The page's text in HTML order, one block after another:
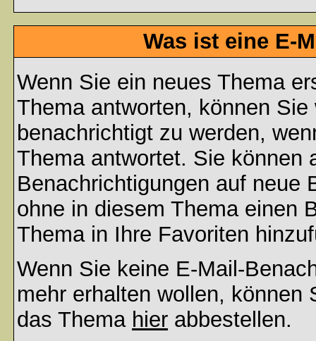
Was ist eine E-
Wenn Sie ein neues Thema
Thema antworten, können
benachrichtigt zu werden,
Thema antwortet. Sie können
Benachrichtigungen auf neue
ohne in diesem Thema einen
Thema in Ihre Favoriten
Wenn Sie keine E-Mail-
mehr erhalten wollen,
das Thema hier abbestellen.